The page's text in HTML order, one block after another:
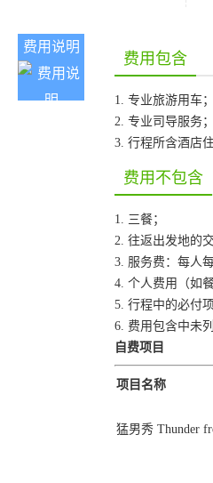
费用说明
费用包含
1. 专业旅游用车；
2. 专业司导服务；
3. 行程所含酒店住
费用不包含
1. 三餐；
2. 往返出发地的
3. 服务费：每人
4. 个人费用（如
5. 行程中的必付
6. 费用包含中未
自费项目
项目名称
猛男秀 Thunder